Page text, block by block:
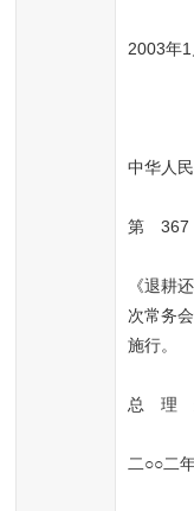
2003年
中华人
第　367
《退耕
次常务
施行。
总　理
二○○二